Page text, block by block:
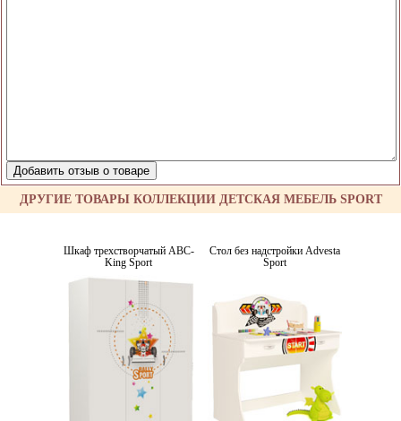
ДРУГИЕ ТОВАРЫ КОЛЛЕКЦИИ ДЕТСКАЯ МЕБЕЛЬ SPORT
Шкаф трехстворчатый ABC-
King Sport
Стол без надстройки Advesta
Sport